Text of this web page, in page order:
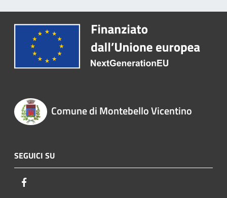
Comune di Montebello Vicentino
SEGUICI SU